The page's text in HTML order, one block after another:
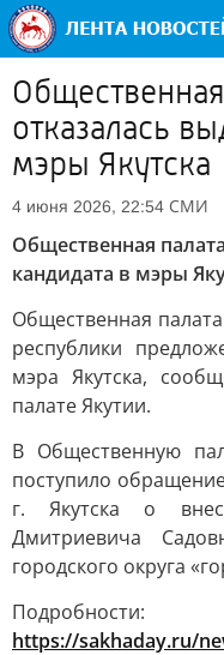
отказалась
мэры Якутска
4 июня 2026, 22:54 СМИ
Общественная
кандидата в мэры
Общественная
республики
мэра Якутска,
палате Якутии.
В Общественную
поступило
г. Якутска о
Дмитриевича
городского округа
Подробности:
https://sakhaday.ru/